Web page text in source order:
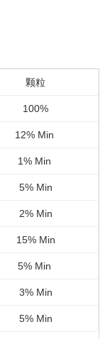
颗粒
100%
12% Min
1% Min
5% Min
2% Min
15% Min
5% Min
3% Min
5% Min